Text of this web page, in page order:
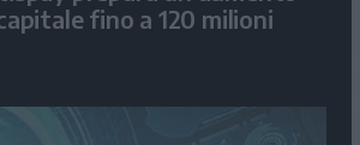
fino a 120 milioni